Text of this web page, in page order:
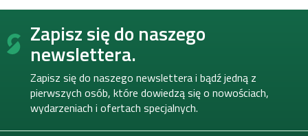
S
Zapisz się do naszego
newslettera.
Zapisz się do naszego newslettera i bądź jedną z
pierwszych osób, które dowiedzą się o nowościach,
wydarzeniach i ofertach specjalnych.